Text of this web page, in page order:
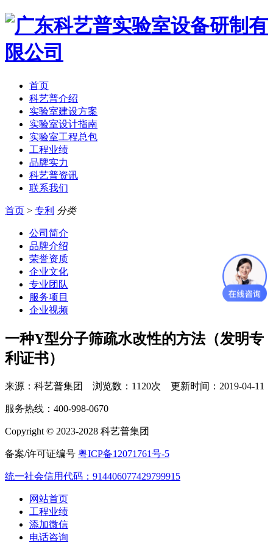
首页
科艺普介绍
实验室建设方案
实验室设计指南
实验室工程总包
工程业绩
品牌实力
科艺普资讯
联系我们
首页 > 专利 分类
公司简介
品牌介绍
荣誉资质
企业文化
专业团队
服务项目
企业视频
一种Y型分子筛疏水改性的方法（发明专
利证书）
来源：科艺普集团 浏览数：1120次 更新时间：2019-04-11
服务热线：400-998-0670
Copyright © 2023-2028 科艺普集团
备案/许可证编号 粤ICP备12071761号-5
统一社会信用代码：914406077429799915
网站首页
工程业绩
添加微信
电话咨询